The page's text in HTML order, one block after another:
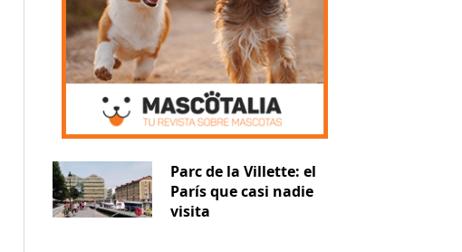
Parc de la Villette: el
París que casi nadie
visita